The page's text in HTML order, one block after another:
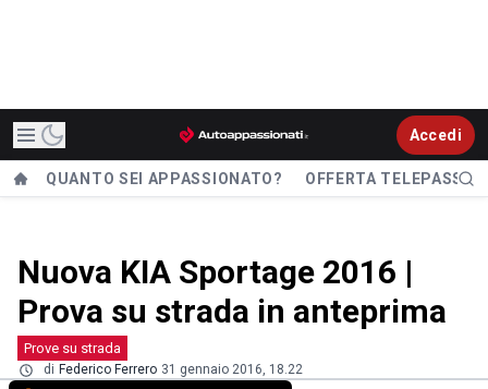
Accedi
QUANTO SEI APPASSIONATO? OFFERTA TELEPASS
Nuova KIA Sportage 2016 |
Prova su strada in anteprima
Prove su strada
di Federico Ferrero 31 gennaio 2016, 18.22